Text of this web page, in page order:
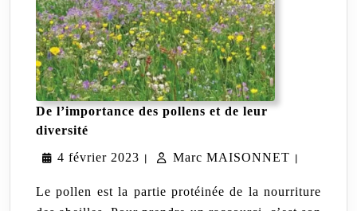
De l’importance des pollens et de leur
diversité
des
et
4 février 2023 4| Marc MAISONNET Marc
|
Le pollen est la partie protéinée de la nourriture